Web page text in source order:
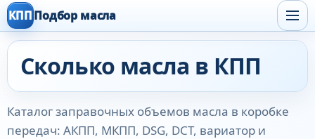
КПППодбор масла
Сколько масла в КПП
Каталог заправочных объемов масла в коробке
передач: АКПП, МКПП, DSG, DCT, вариатор и